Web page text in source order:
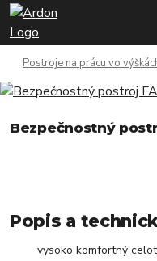
Postroje na prácu vo
Bezpečnostný
Popis a
vysoko komfortný